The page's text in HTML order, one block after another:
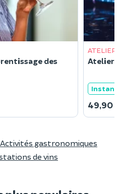
des
ATELIER
Atelier
49,90 €
Activités gastronomiques
de vins